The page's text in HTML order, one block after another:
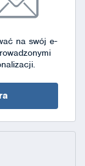
na swój e-